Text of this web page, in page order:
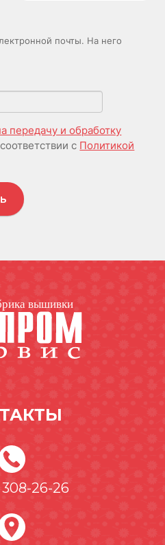
почты. На него
передачу и обработку
с Политикой
26-26